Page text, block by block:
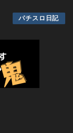
パチスロ日記